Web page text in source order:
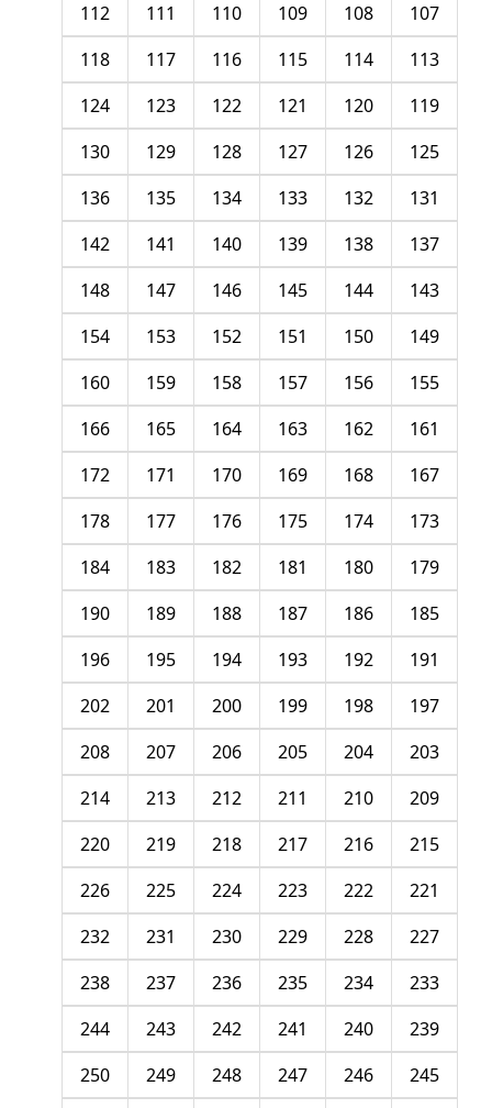
107
108
109
110
111
112
113
114
115
116
117
118
119
120
121
122
123
124
125
126
127
128
129
130
131
132
133
134
135
136
137
138
139
140
141
142
143
144
145
146
147
148
149
150
151
152
153
154
155
156
157
158
159
160
161
162
163
164
165
166
167
168
169
170
171
172
173
174
175
176
177
178
179
180
181
182
183
184
185
186
187
188
189
190
191
192
193
194
195
196
197
198
199
200
201
202
203
204
205
206
207
208
209
210
211
212
213
214
215
216
217
218
219
220
221
222
223
224
225
226
227
228
229
230
231
232
233
234
235
236
237
238
239
240
241
242
243
244
245
246
247
248
249
250